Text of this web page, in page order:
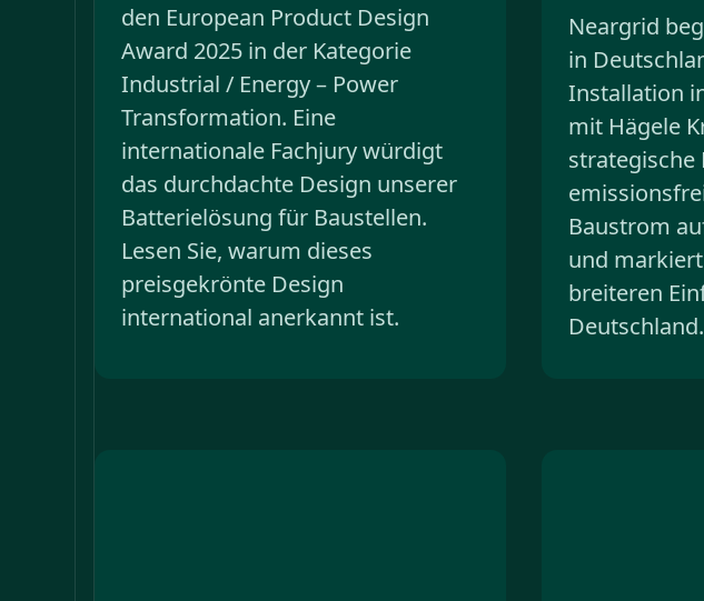
den European Product Design
Award 2025 in der Kategorie
Industrial / Energy – Power
Transformation. Eine
internationale Fachjury würdigt
das durchdachte Design unserer
Batterielösung für Baustellen.
Lesen Sie, warum dieses
preisgekrönte Design
international anerkannt ist.
Neargrid
in
Installation
mit Hägele
Baustrom
und
breiteren
Deutschland.